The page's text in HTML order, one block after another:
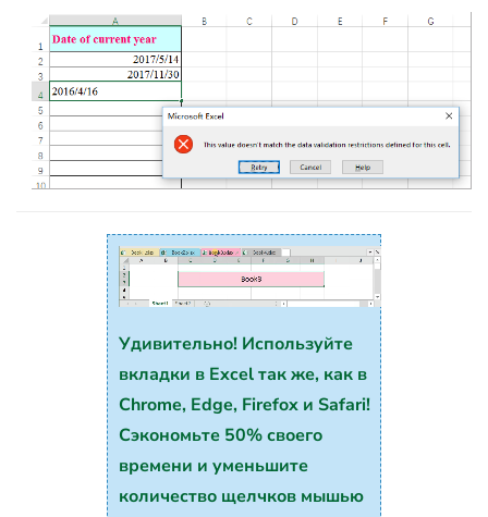
Удивительно! Используйте
вкладки в Excel так же, как в
Chrome, Edge, Firefox и Safari!
Сэкономьте 50% своего
времени и уменьшите
количество щелчков мышью